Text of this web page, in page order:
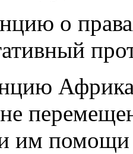
о
им